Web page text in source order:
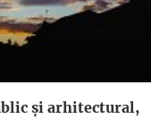
şi arhitectural,